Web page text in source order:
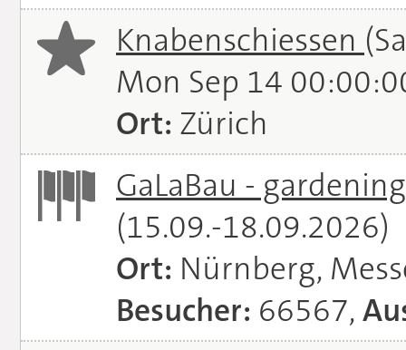
Knabenschiessen
Mon Sep 14
Ort: Zürich
GaLaBau -
(15.09.-18.09.2026)
Ort: Nürnberg,
Besucher: 66567,